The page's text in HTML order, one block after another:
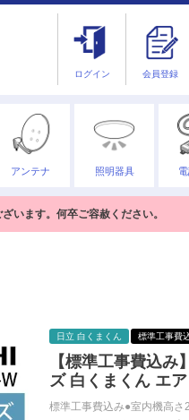
ログイン 会員登録
アンテナ 照明器具
います。何卒ご容赦ください。
日立 白くまくん 標準工事費
【標準工事費込
ズ 白くまくん エ
標準工事費込み●室内機高